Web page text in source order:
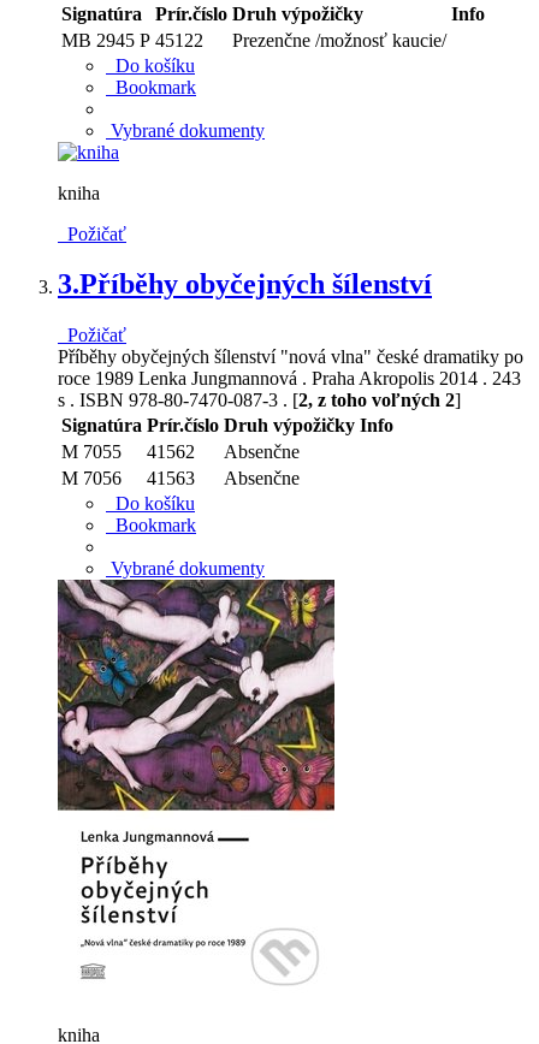
Signatúra
Prír.číslo Druh výpožičky
Info
MB 2945 P 45122
Prezenčne /možnosť kaucie/
Do košíku
Bookmark
Vybrané dokumenty
kniha
Požičať
3.Příběhy obyčejných šílenství
Požičať
Příběhy obyčejných šílenství "nová vlna" české dramatiky po
roce 1989 Lenka Jungmannová . Praha Akropolis 2014 . 243
s . ISBN 978-80-7470-087-3 . [2, z toho voľných 2]
Signatúra Prír.číslo Druh výpožičky Info
M 7055
41562
Absenčne
M 7056
41563
Absenčne
Do košíku
Bookmark
Vybrané dokumenty
kniha